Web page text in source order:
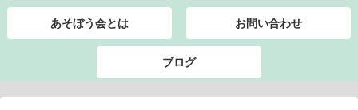
あそぼう会とは お問い合わせ
ブログ